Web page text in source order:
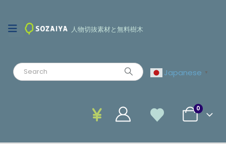
人物切抜素材と無料樹木
Japanese ▼
0